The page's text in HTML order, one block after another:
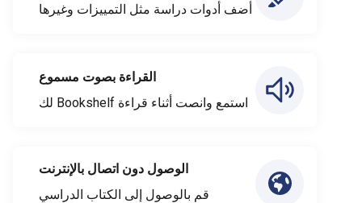
أضف أدوات دراسة مثل التمييزات وغيرها
القراءة بصوت مسموع
استمع وانصت أثناء قراءة Bookshelf لك
الوصول دون اتصال بالإنترنت
قم بالوصول إلى الكتاب الدراسي